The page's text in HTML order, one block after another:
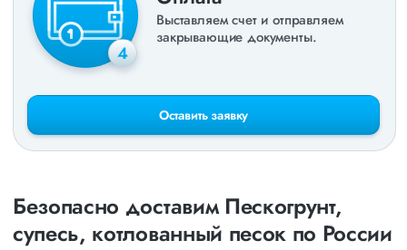
4
Выставляем счет и отправляем
закрывающие документы.
Оставить заявку
Безопасно доставим Пескогрунт,
супесь, котлованный песок по России